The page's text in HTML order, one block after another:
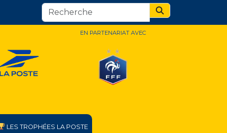
Search
EN PARTENARIAT AVEC
LES TROPHÉES LA POSTE